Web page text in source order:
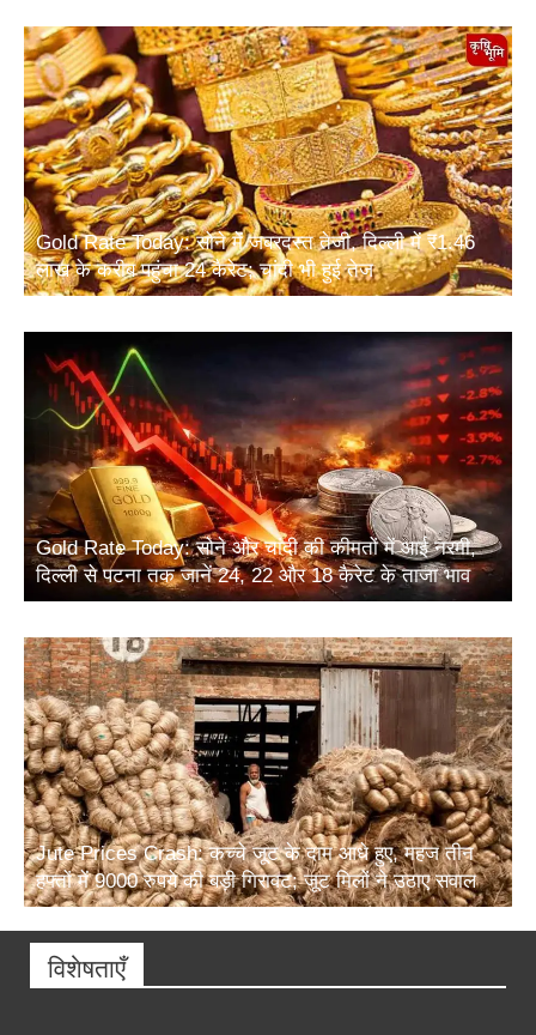
Gold Rate Today: सोने में जबरदस्त तेजी, दिल्ली में ₹1.46
लाख के करीब पहुंचा 24 कैरेट; चांदी भी हुई तेज
Gold Rate Today: सोने और चांदी की कीमतों में आई नरमी,
दिल्ली से पटना तक जानें 24, 22 और 18 कैरेट के ताजा भाव
Jute Prices Crash: कच्चे जूट के दाम आधे हुए, महज तीन
हफ्तों में 9000 रुपये की बड़ी गिरावट; जूट मिलों ने उठाए सवाल
विशेषताएँ